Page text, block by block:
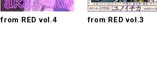
from RED vol.4 from RED vol.3